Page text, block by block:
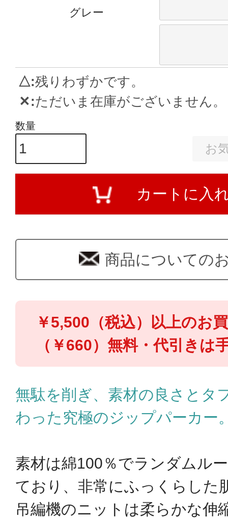
グレー
△ 残りわずかです。
✕ ただいま在庫がございません。
お
カートに入
商品についての
￥5,500（税込）以上のお
（￥660）無料・代引きは
無駄を削ぎ、素材の良さとタ
わった究極のジップパーカー
素材は綿100％でランダムル
ており、非常にふっくらした
吊編機のニットは柔らかな伸